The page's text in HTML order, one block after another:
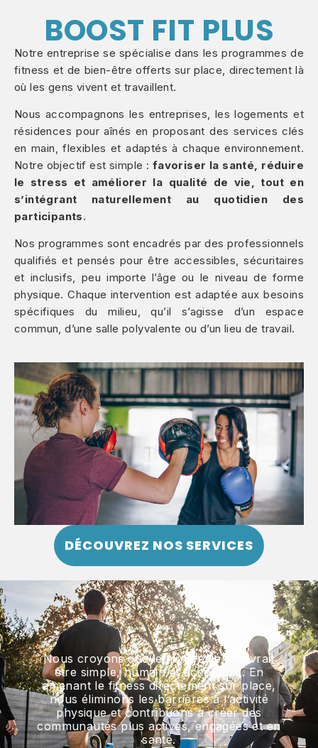
BOOST FIT PLUS
Notre entreprise se spécialise dans les programmes de
fitness et de bien-être offerts sur place, directement là
où les gens vivent et travaillent.
Nous accompagnons les entreprises, les logements et
résidences pour aînés en proposant des services clés
en main, flexibles et adaptés à chaque environnement.
Notre objectif est simple : favoriser la santé, réduire
le stress et améliorer la qualité de vie, tout en
s’intégrant naturellement au quotidien des
participants.
Nos programmes sont encadrés par des professionnels
qualifiés et pensés pour être accessibles, sécuritaires
et inclusifs, peu importe l’âge ou le niveau de forme
physique. Chaque intervention est adaptée aux besoins
spécifiques du milieu, qu’il s’agisse d’un espace
commun, d’une salle polyvalente ou d’un lieu de travail.
DÉCOUVREZ NOS SERVICES
Nous croyons que le mouvement devrait
être simple, humain et accessible. En
amenant le fitness directement sur place,
nous éliminons les barrières à l’activité
physique et contribuons à créer des
communautés plus actives, engagées et en
santé.